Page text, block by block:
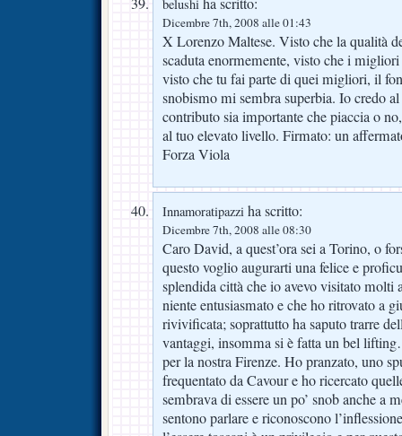
belushi
Dicembre 7th, 2008 alle 01:43
X Lorenzo Maltese. Visto che la qualità
scaduta enormemente, visto che i
visto che tu fai parte di quei migliori, il
snobismo mi sembra superbia. Io credo
contributo sia importante che piaccia o
al tuo elevato livello. Firmato: un
Forza Viola
Innamoratipazzi ha scritto:
Dicembre 7th, 2008 alle 08:30
Caro David, a quest’ora sei a Torino, o
questo voglio augurarti una felice e
splendida città che io avevo visitato molti
niente entusiasmato e che ho ritrovato a
rivivificata; soprattutto ha saputo trarre
vantaggi, insomma si è fatta un bel
per la nostra Firenze. Ho pranzato, uno
frequentato da Cavour e ho ricercato
sembrava di essere un po’ snob anche a
sentono parlare e riconoscono